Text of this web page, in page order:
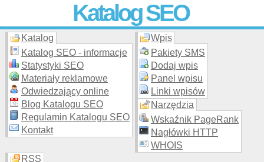
Katalog SEO
Skuteczna i promocja stron WWW –
moderowanego katalogu za darmo!
Katalog
Katalog SEO - informacje
Statystyki SEO
Materiały reklamowe
Odwiedzający online
Blog Katalogu SEO
Regulamin Katalogu SEO
Kontakt
Wpis
Pakiety SMS
Dodaj wpis
Panel wpisu
Linki wpisów
Narzędzia
Wskaźnik PageRank
Nagłówki HTTP
WHOIS
RSS